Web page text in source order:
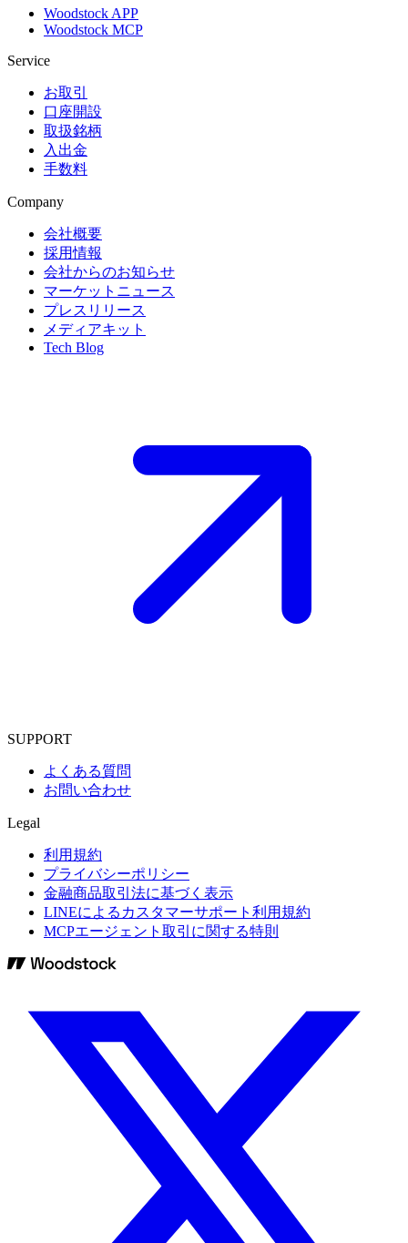
Woodstock APP
Woodstock MCP
Service
お取引
口座開設
取扱銘柄
入出金
手数料
Company
会社概要
採用情報
会社からのお知らせ
マーケットニュース
プレスリリース
メディアキット
Tech Blog
SUPPORT
よくある質問
お問い合わせ
Legal
利用規約
プライバシーポリシー
金融商品取引法に基づく表示
LINEによるカスタマーサポート利用規約
MCPエージェント取引に関する特則